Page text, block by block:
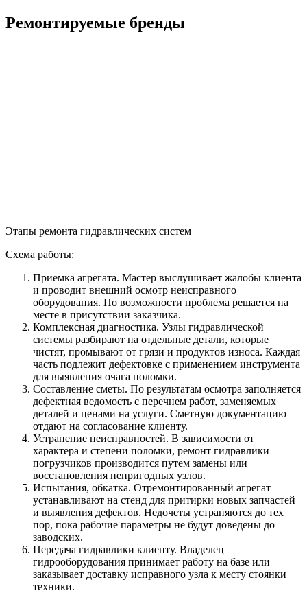
Ремонтируемые бренды
Этапы ремонта гидравлических систем
Схема работы:
Приемка агрегата. Мастер выслушивает жалобы клиента
и проводит внешний осмотр неисправного
оборудования. По возможности проблема решается на
месте в присутствии заказчика.
Комплексная диагностика. Узлы гидравлической
системы разбирают на отдельные детали, которые
чистят, промывают от грязи и продуктов износа. Каждая
часть подлежит дефектовке с применением инструмента
для выявления очага поломки.
Составление сметы. По результатам осмотра заполняется
дефектная ведомость с перечнем работ, заменяемых
деталей и ценами на услуги. Сметную документацию
отдают на согласование клиенту.
Устранение неисправностей. В зависимости от
характера и степени поломки, ремонт гидравлики
погрузчиков производится путем замены или
восстановления непригодных узлов.
Испытания, обкатка. Отремонтированный агрегат
устанавливают на стенд для притирки новых запчастей
и выявления дефектов. Недочеты устраняются до тех
пор, пока рабочие параметры не будут доведены до
заводских.
Передача гидравлики клиенту. Владелец
гидрооборудования принимает работу на базе или
заказывает доставку исправного узла к месту стоянки
техники.